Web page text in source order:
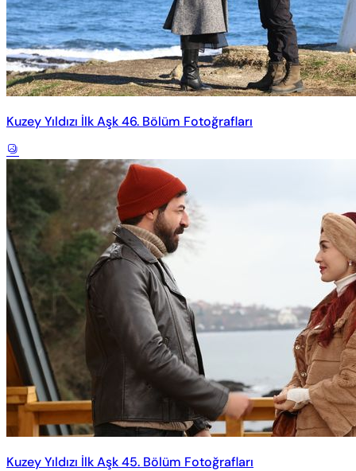
Kuzey Yıldızı İlk Aşk 46. Bölüm Fotoğrafları
Kuzey Yıldızı İlk Aşk 45. Bölüm Fotoğrafları